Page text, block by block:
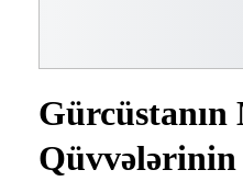
Qüvvələrinin